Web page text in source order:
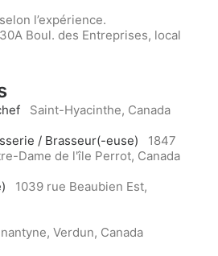
l’expérience.
Boul. des Entreprises, local
Saint-Hyacinthe, Canada
/ Brasseur(-euse)
1847
Dame de l'île Perrot, Canada
1039 rue Beaubien Est,
Verdun, Canada